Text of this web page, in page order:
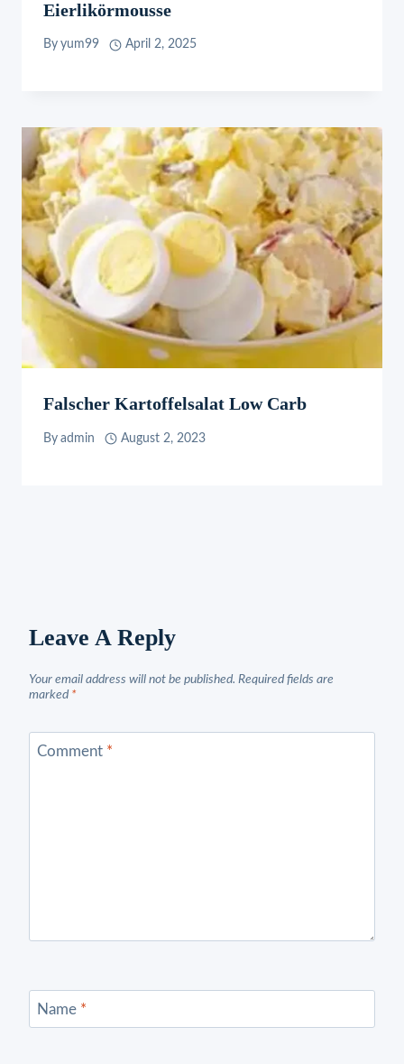
Eierlikörmousse
By yum99 April 2, 2025
Falscher Kartoffelsalat Low Carb
By admin August 2, 2023
Leave A Reply
Your email address will not be published. Required fields are
marked *
Comment *
Name *